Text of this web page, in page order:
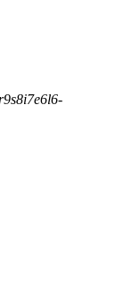
9s8i7e6l6-